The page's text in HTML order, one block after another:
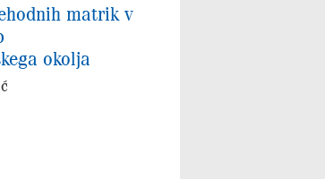
matrik v
okolja